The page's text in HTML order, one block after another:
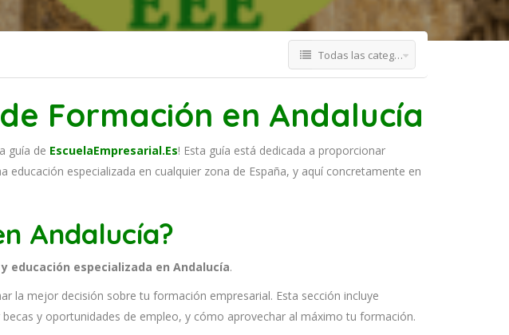
Todas las categorías
Formación en Andalucía
guía de EscuelaEmpresarial.Es! Esta guía está dedicada a proporcionar
especializada en cualquier zona de España, y aquí concretamente en
Andalucía?
educación especializada en Andalucía.
la mejor decisión sobre tu formación empresarial. Esta sección incluye
y oportunidades de empleo, y cómo aprovechar al máximo tu formación.